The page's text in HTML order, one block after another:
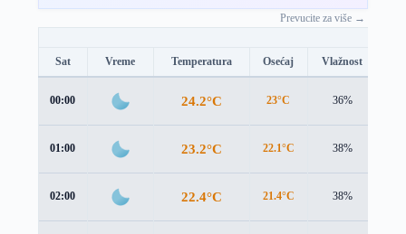
Prevucite za više →
Sat Vreme Temperatura Osećaj Vlažnost
00:00 24.2°C 23°C 36%
01:00 23.2°C 22.1°C 38%
02:00 22.4°C 21.4°C 38%